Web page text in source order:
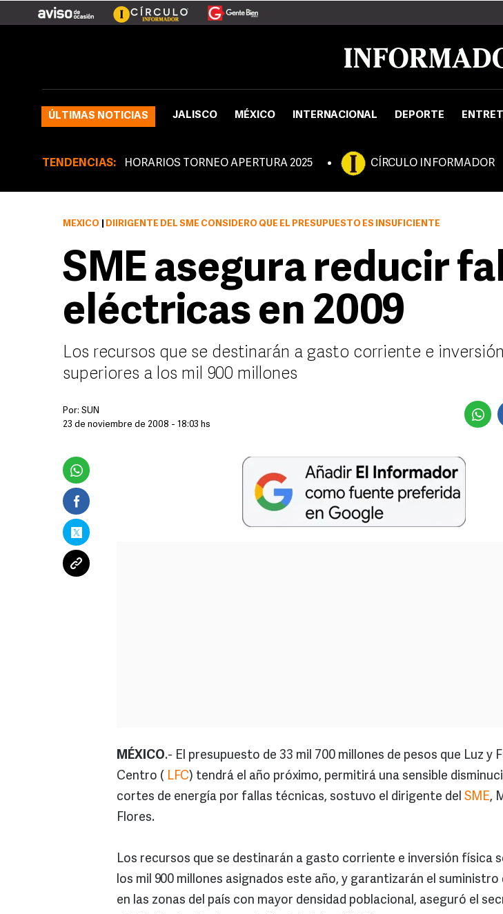
ÚLTIMAS NOTICIAS JALISCO MÉXICO INTERNACIONAL DEPORTE
TENDENCIAS: HORARIOS TORNEO APERTURA 2025 CÍRCULO INFORMADOR
MÉXICO DIIRIGENTE DEL SME CONSIDERÓ QUE EL PRESUPUESTO ES INSUFICIENTE
SME asegura reducir
eléctricas en 2009
Los recursos que se destinarán a gasto corriente e
superiores a los mil 900 millones
Por: SUN
23 de noviembre de 2008 - 18:03 hs
MÉXICO.- El presupuesto de 33 mil 700 millones de pesos que Luz y
Centro ( LFC) tendrá el año próximo, permitirá una sensible
cortes de energía por fallas técnicas, sostuvo el dirigente del SME,
Flores.
Los recursos que se destinarán a gasto corriente e inversión física
los mil 900 millones asignados este año, y garantizarán el
en las zonas del país con mayor densidad poblacional, aseguró el